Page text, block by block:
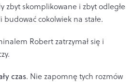
zbyt skomplikowane i zbyt odległe
cokolwiek na stałe.
Robert zatrzymał się i
czas. Nie zapomnę tych rozmów